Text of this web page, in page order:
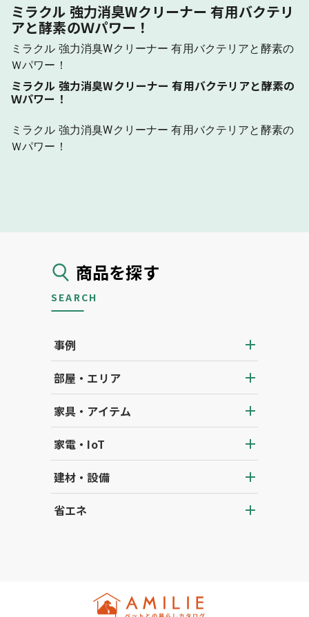
商品を探す
SEARCH
事例
部屋・エリア
家具・アイテム
家電・IoT
建材・設備
省エネ
ミラクル 強力消臭Wクリーナー 有用バクテリ
アと酵素のＷパワー！
ミラクル 強力消臭Wクリーナー 有用バクテリアと酵素の
Ｗパワー！
ミラクル 強力消臭Wクリーナー 有用バクテリアと酵素の
Ｗパワー！
ミラクル 強力消臭Wクリーナー 有用バクテリアと酵素の
Ｗパワー！